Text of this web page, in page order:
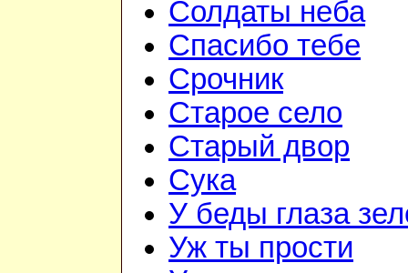
Солдаты неба
Спасибо тебе
Срочник
Старое село
Старый двор
Сука
У беды глаза
Уж ты прости